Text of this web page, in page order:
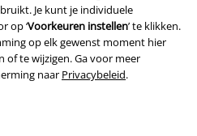
Je kunt je individuele
op ‘Voorkeuren instellen’ te klikken.
op elk gewenst moment hier
of te wijzigen. Ga voor meer
naar Privacybeleid.